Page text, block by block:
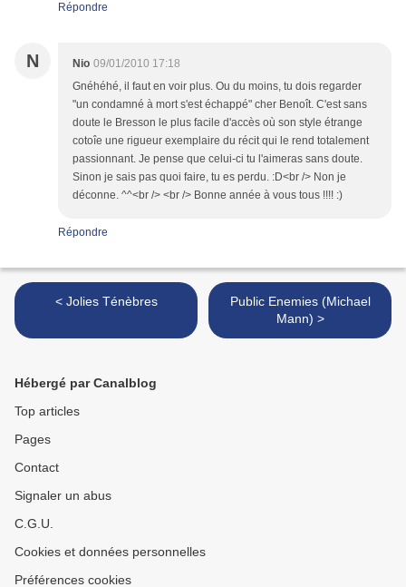
Répondre
N Nio 09/01/2010 17:18
Gnéhéhé, il faut en voir plus. Ou du moins, tu dois regarder
"un condamné à mort s'est échappé" cher Benoît. C'est sans
doute le Bresson le plus facile d'accès où son style étrange
cotoîe une rigueur exemplaire du récit qui le rend totalement
passionnant. Je pense que celui-ci tu l'aimeras sans doute.
Sinon je sais pas quoi faire, tu es perdu. :D<br /> Non je
déconne. ^^<br /> <br /> Bonne année à vous tous !!!! :)
Répondre
< Jolies Ténèbres
Public Enemies (Michael
Mann) >
Hébergé par Canalblog
Top articles
Pages
Contact
Signaler un abus
C.G.U.
Cookies et données personnelles
Préférences cookies